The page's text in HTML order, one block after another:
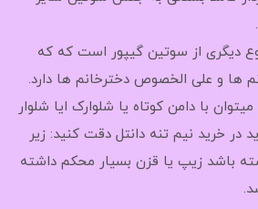
دیگری از سوتین گیپور است که که
ها و علی الخصوص دخترخانم ها دارد.
با دامن کوتاه یا شلوارک ایا شلوار
خرید نیم تنه دانتل دقت کنید: زیر
باشد زیپ یا قزن بسیار محکم داشته